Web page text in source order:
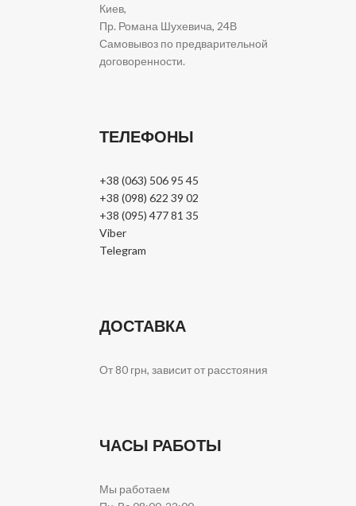
Киев,
Пр. Романа Шухевича, 24В
Самовывоз по предварительной
договоренности.
ТЕЛЕФОНЫ
+38 (063) 506 95 45
+38 (098) 622 39 02
+38 (095) 477 81 35
Viber
Telegram
ДОСТАВКА
От 80 грн, зависит от расстояния
ЧАСЫ РАБОТЫ
Мы работаем